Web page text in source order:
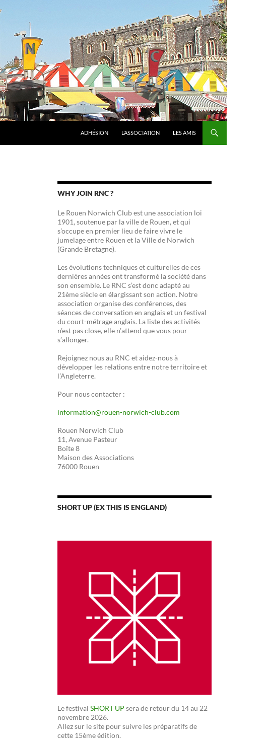
ADHÉSION L’ASSOCIATION LES AMIS
WHY JOIN RNC ?
Le Rouen Norwich Club est une association loi
1901, soutenue par la ville de Rouen, et qui
s’occupe en premier lieu de faire vivre le
jumelage entre Rouen et la Ville de Norwich
(Grande Bretagne).
Les évolutions techniques et culturelles de ces
dernières années ont transformé la société dans
son ensemble. Le RNC s’est donc adapté au
21ème siècle en élargissant son action. Notre
association organise des conférences, des
séances de conversation en anglais et un festival
du court-métrage anglais. La liste des activités
n’est pas close, elle n’attend que vous pour
s’allonger.
Rejoignez nous au RNC et aidez-nous à
développer les relations entre notre territoire et
l’Angleterre.
Pour nous contacter :
information@rouen-norwich-club.com
Rouen Norwich Club
11, Avenue Pasteur
Boîte 8
Maison des Associations
76000 Rouen
SHORT UP (EX THIS IS ENGLAND)
Le festival SHORT UP sera de retour du 14 au 22
novembre 2026.
Allez sur le site pour suivre les préparatifs de
cette 15ème édition.